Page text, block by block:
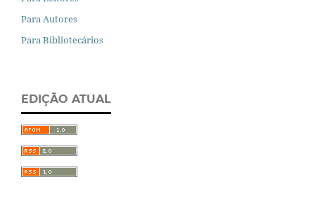
Para Autores
Para Bibliotecários
EDIÇÃO ATUAL